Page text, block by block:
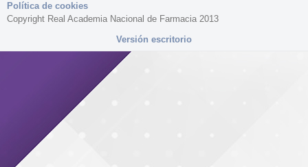
Política de cookies
Copyright Real Academia Nacional de Farmacia 2013
Versión escritorio